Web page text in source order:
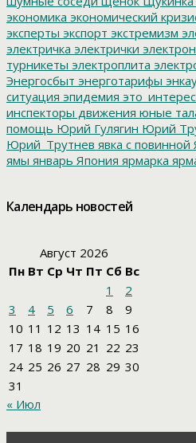
экономика экономический
эксперты экспорт экстремизм
электричка электрички
турникеты электроплита
Энергосбыт энерготарифы
ситуация эпидемия
инспекторы движения юные
помощь Юрий Гулягин Юрий
Юрий_Трутнев явка с повинной
ямы январь Япония ярмарка
Календарь новостей
Август 2026
Пн Вт Ср Чт Пт Сб Вс
1
2
3
4 5 6 7 8
9
10 11 12 13 14 15 16
17 18 19 20 21 22 23
24 25 26 27 28 29 30
31
« Июл